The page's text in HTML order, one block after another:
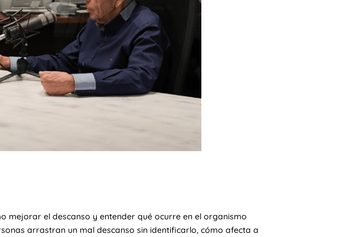
mejorar el descanso y entender qué ocurre en el organismo
arrastran un mal descanso sin identificarlo, cómo afecta a